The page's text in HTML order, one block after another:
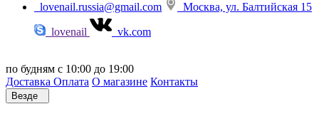
lovenail.russia@gmail.com Москва, ул. Балтийская 15
lovenail vk.com
по будням с 10:00 до 19:00
Доставка Оплата О магазине Контакты
Везде